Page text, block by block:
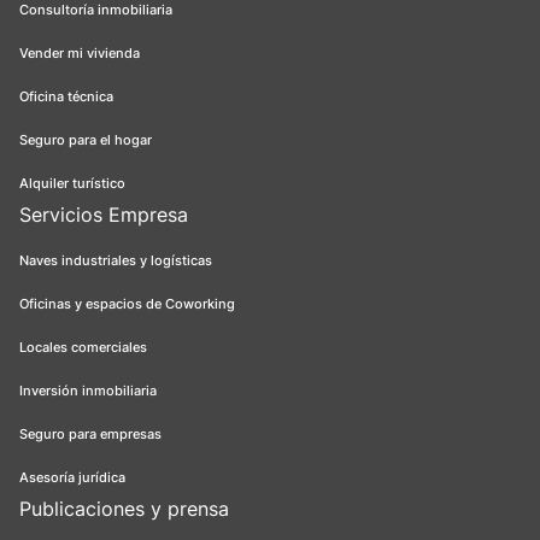
Consultoría inmobiliaria
Vender mi vivienda
Oficina técnica
Seguro para el hogar
Alquiler turístico
Servicios Empresa
Naves industriales y logísticas
Oficinas y espacios de Coworking
Locales comerciales
Inversión inmobiliaria
Seguro para empresas
Asesoría jurídica
Publicaciones y prensa